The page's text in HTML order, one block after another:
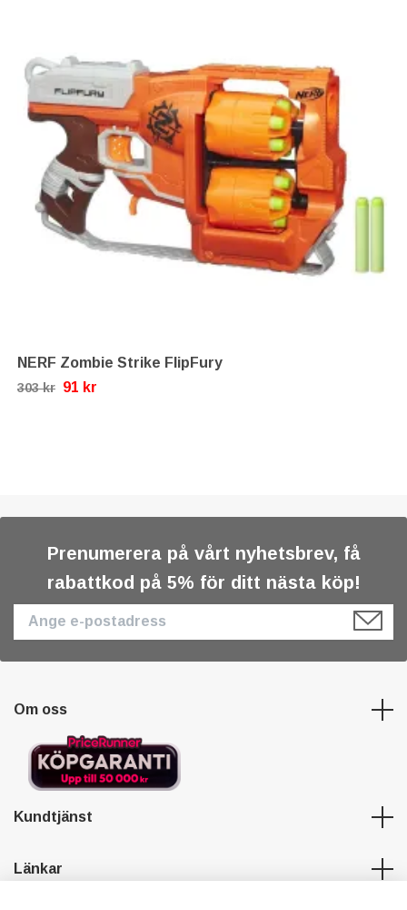
NERF Zombie Strike FlipFury
303 kr 91 kr
Prenumerera på vårt nyhetsbrev, få
rabattkod på 5% för ditt nästa köp!
Om oss
Kundtjänst
Länkar